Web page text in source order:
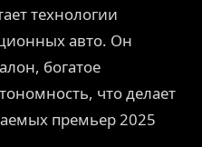
технологии
авто. Он
богатое
что делает
премьер 2025